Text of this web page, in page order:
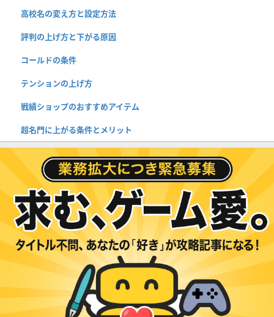
高校名の変え方と設定方法
評判の上げ方と下がる原因
コールドの条件
テンションの上げ方
戦績ショップのおすすめアイテム
超名門に上がる条件とメリット